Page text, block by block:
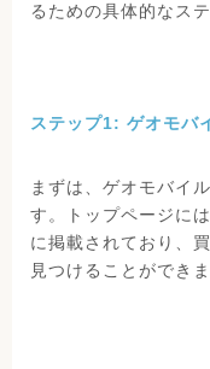
るための具体的なス
ステップ1: ゲオモバ
まずは、ゲオモバイ
す。トップページに
に掲載されており、
見つけることができま